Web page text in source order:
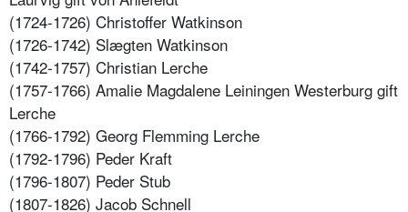
(1724-1726) Christoffer Watkinson
(1726-1742) Slægten Watkinson
(1742-1757) Christian Lerche
(1757-1766) Amalie Magdalene Leiningen Westerburg gift
Lerche
(1766-1792) Georg Flemming Lerche
(1792-1796) Peder Kraft
(1796-1807) Peder Stub
(1807-1826) Jacob Schnell